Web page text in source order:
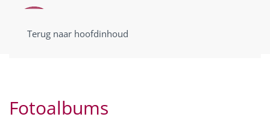
Terug naar hoofdinhoud
Fotoalbums